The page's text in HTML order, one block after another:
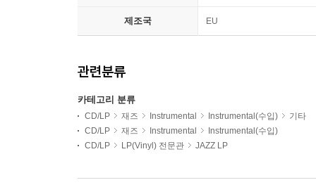
제조국 EU
관련분류
카테고리 분류
CD/LP 재즈 Instrumental Instrumental(수입)
기타
CD/LP
재즈 Instrumental
Instrumental(수입)
CD/LP
LP(Vinyl) 전문관 JAZZ LP